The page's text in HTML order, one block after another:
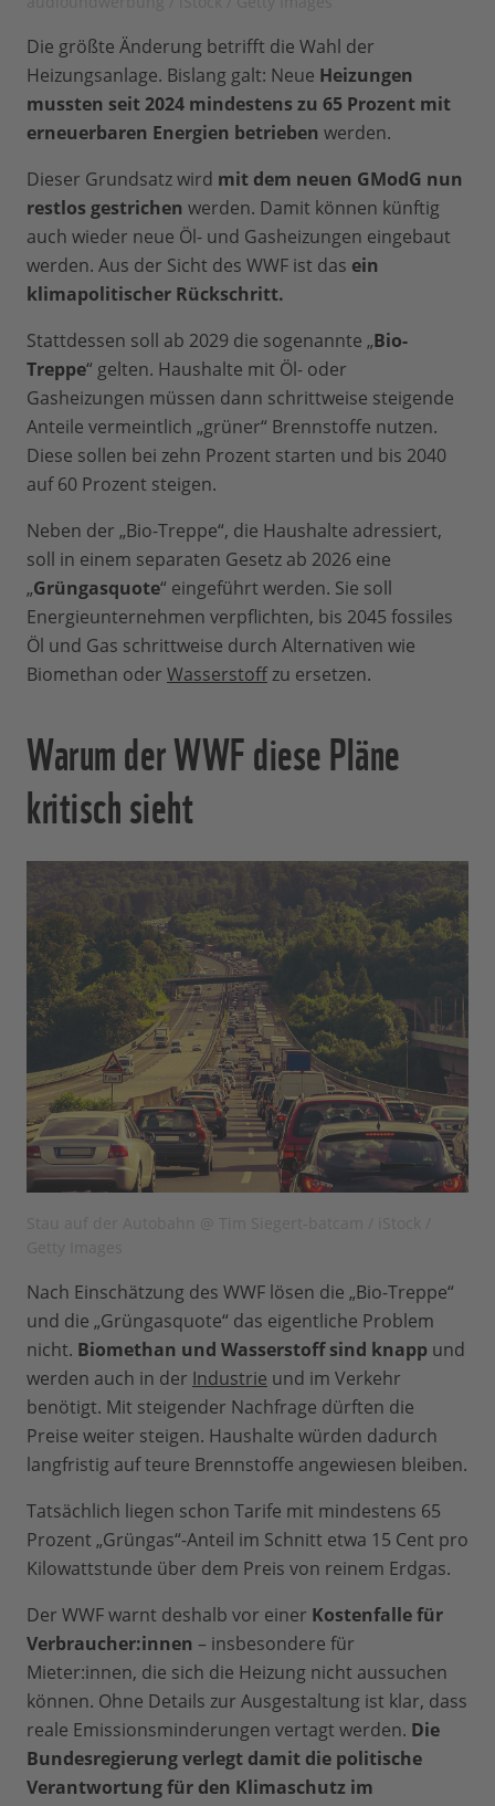
Die größte Änderung betrifft die Wahl der
Heizungsanlage. Bislang galt: Neue Heizungen
mussten seit 2024 mindestens zu 65 Prozent mit
erneuerbaren Energien betrieben werden.
Dieser Grundsatz wird mit dem neuen GModG nun
restlos gestrichen werden. Damit können künftig
auch wieder neue Öl- und Gasheizungen eingebaut
werden. Aus der Sicht des WWF ist das ein
klimapolitischer Rückschritt.
Stattdessen soll ab 2029 die sogenannte „Bio-
Treppe“ gelten. Haushalte mit Öl- oder
Gasheizungen müssen dann schrittweise steigende
Anteile vermeintlich „grüner“ Brennstoffe nutzen.
Diese sollen bei zehn Prozent starten und bis 2040
auf 60 Prozent steigen.
Neben der „Bio-Treppe“, die Haushalte adressiert,
soll in einem separaten Gesetz ab 2026 eine
„Grüngasquote“ eingeführt werden. Sie soll
Energieunternehmen verpflichten, bis 2045 fossiles
Öl und Gas schrittweise durch Alternativen wie
Biomethan oder Wasserstoffzu ersetzen.
Warum der WWF diese Pläne
kritisch sieht
Nach Einschätzung des WWF lösen die „Bio-Treppe“
und die „Grüngasquote“ das eigentliche Problem
nicht. Biomethan und Wasserstoff sind knapp und
werden auch in der Industrie und im Verkehr
benötigt. Mit steigender Nachfrage dürften die
Preise weiter steigen. Haushalte würden dadurch
langfristig auf teure Brennstoffe angewiesen bleiben.
Tatsächlich liegen schon Tarife mit mindestens 65
Prozent „Grüngas“-Anteil im Schnitt etwa 15 Cent pro
Kilowattstunde über dem Preis von reinem Erdgas.
Der WWF warnt deshalb vor einer Kostenfalle für
Verbraucher:innen – insbesondere für
Mieter:innen, die sich die Heizung nicht aussuchen
können. Ohne Details zur Ausgestaltung ist klar, dass
reale Emissionsminderungen vertagt werden. Die
Bundesregierung verlegt damit die politische
Verantwortung für den Klimaschutz im